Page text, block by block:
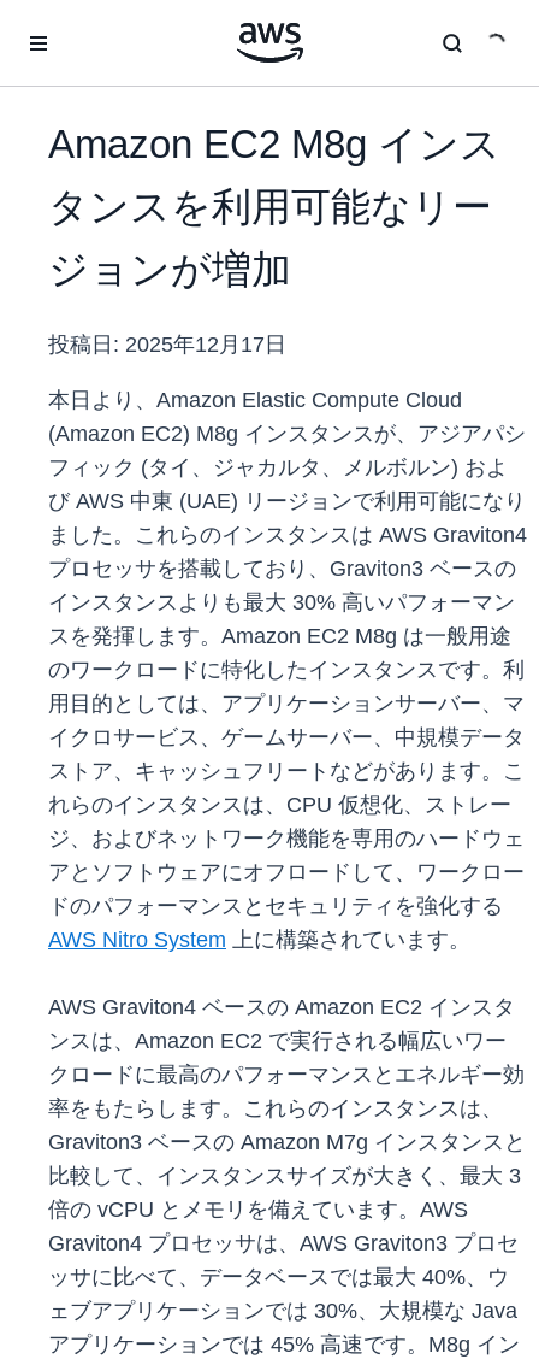
Amazon EC2 M8g インス
タンスを利用可能なリー
ジョンが増加
投稿日: 2025年12月17日
本日より、Amazon Elastic Compute Cloud
(Amazon EC2) M8g インスタンスが、アジアパシ
フィック (タイ、ジャカルタ、メルボルン) およ
び AWS 中東 (UAE) リージョンで利用可能になり
ました。これらのインスタンスは AWS Graviton4
プロセッサを搭載しており、Graviton3 ベースの
インスタンスよりも最大 30% 高いパフォーマン
スを発揮します。Amazon EC2 M8g は一般用途
のワークロードに特化したインスタンスです。利
用目的としては、アプリケーションサーバー、マ
イクロサービス、ゲームサーバー、中規模データ
ストア、キャッシュフリートなどがあります。こ
れらのインスタンスは、CPU 仮想化、ストレー
ジ、およびネットワーク機能を専用のハードウェ
アとソフトウェアにオフロードして、ワークロー
ドのパフォーマンスとセキュリティを強化する
AWS Nitro System 上に構築されています。
AWS Graviton4 ベースの Amazon EC2 インスタ
ンスは、Amazon EC2 で実行される幅広いワー
クロードに最高のパフォーマンスとエネルギー効
率をもたらします。これらのインスタンスは、
Graviton3 ベースの Amazon M7g インスタンスと
比較して、インスタンスサイズが大きく、最大 3
倍の vCPU とメモリを備えています。AWS
Graviton4 プロセッサは、AWS Graviton3 プロセ
ッサに比べて、データベースでは最大 40%、ウ
ェブアプリケーションでは 30%、大規模な Java
アプリケーションでは 45% 高速です。M8g イン